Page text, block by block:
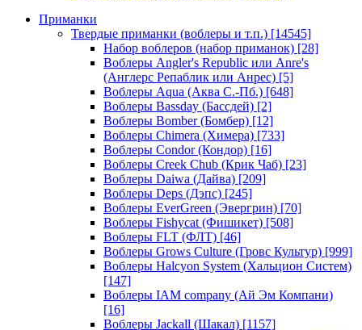
Приманки
Твердые приманки (воблеры и т.п.) [14545]
Набор воблеров (набор приманок) [28]
Воблеры Angler's Republic или Anre's
(Англерс Репаблик или Анрес) [5]
Воблеры Aqua (Аква С.-Пб.) [648]
Воблеры Bassday (Бассдей) [2]
Воблеры Bomber (Бомбер) [12]
Воблеры Chimera (Химера) [733]
Воблеры Condor (Кондор) [16]
Воблеры Creek Chub (Крик Чаб) [23]
Воблеры Daiwa (Дайва) [209]
Воблеры Deps (Дэпс) [245]
Воблеры EverGreen (Эвергрин) [70]
Воблеры Fishycat (Фишикет) [508]
Воблеры FLT (ФЛТ) [46]
Воблеры Grows Culture (Гровс Культур) [999]
Воблеры Halcyon System (Хальцион Систем)
[147]
Воблеры IAM company (Ай Эм Компани)
[16]
Воблеры Jackall (Шакал) [1157]